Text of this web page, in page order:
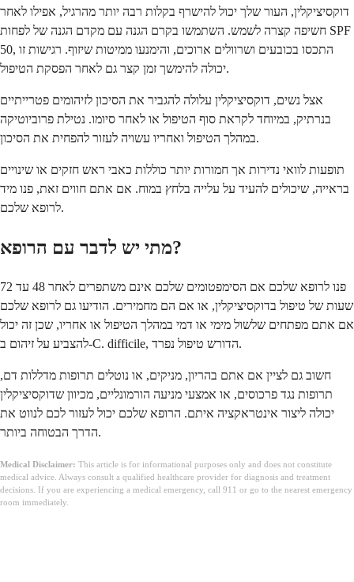
דוקסיציקלין, העור שלך יכול להישרף בקלות רבה יותר מהרגיל, אפילו לאחר
חשיפה קצרה לשמש. השתמשו בקרם הגנה עם מקדם הגנה של לפחות SPF
50, התכסו בכובעים ושרוולים ארוכים, והימנעו ממיטות שיזוף. רגישות זו
יכולה להימשך זמן קצר גם לאחר הפסקת הטיפול.
אצל נשים, דוקסיציקלין עלולה להגביר את הסיכון לזיהומים פטרייתיים
בנרתיק, במיוחד לקראת סוף הטיפול או לאחר סיומו. נטילת פרוביוטיקה
במהלך הטיפול ואחריו עשויה לעזור להפחית את הסיכון.
תופעות לוואי נדירות אך חמורות יותר כוללות כאבי ראש חזקים או שינויים
בראייה, שיכולים להעיד על עלייה בלחץ במוח. אם אתם חווים זאת, פנו מיד
לרופא שלכם.
מתי יש לדבר עם הרופא?
פנו לרופא שלכם אם הסימפטומים שלכם אינם משתפרים לאחר 48 עד 72
שעות של טיפול בדוקסיציקלין, או אם הם מחמירים. הודיעו גם לרופא שלכם
אם אתם מפתחים שלשול מימי או דמי במהלך הטיפול או אחריו, שכן זה יכול
להצביע על זיהום ב-C. difficile, הדורש טיפול נפרד.
חשוב גם לציין אם אתם בהריון, מניקים, או נוטלים תרופות מדללות דם,
תרופות נגד פרכוסים, או אמצעי מניעה הורמונליים, מכיוון שדוקסיציקלין
יכולה ליצור אינטראקציה איתם. הרופא שלכם יכול לעזור לכם לנווט את
הדרך הבטוחה ביותר.
Medical Disclaimer: This article is for informational purposes only and does not constitute
medical advice. Always consult a qualified healthcare provider for diagnosis and treatment
decisions. If you are experiencing a medical emergency, call 911 or go to the nearest emergency
room immediately.